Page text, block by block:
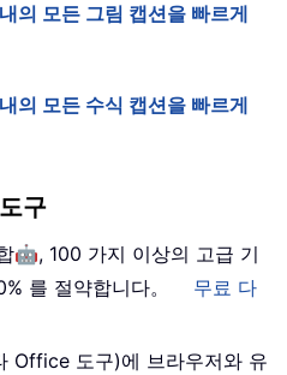
의 모든 그림 캡션을 빠르게
의 모든 수식 캡션을 빠르게
구
🤖, 100 가지 이상의 고급 기
를 절약합니다。
무료 다
Office 도구)에 브라우저와 유